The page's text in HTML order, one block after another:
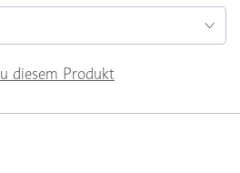
diesem Produkt